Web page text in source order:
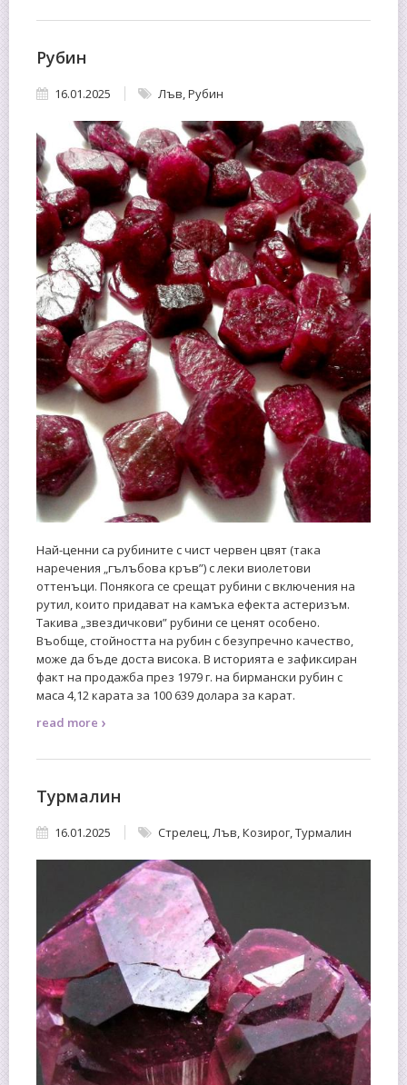
Рубин
16.01.2025 Лъв,Рубин
Най-ценни са рубините с чист червен цвят (така
наречения „гълъбова кръв”) с леки виолетови
оттенъци. Понякога се срещат рубини с включения на
рутил, които придават на камъка ефекта астеризъм.
Такива „звездичкови” рубини се ценят особено.
Въобще, стойността на рубин с безупречно качество,
може да бъде доста висока. В историята е зафиксиран
факт на продажба през 1979 г. на бирмански рубин с
маса 4,12 карата за 100 639 долара за карат.
read more ›
Турмалин
16.01.2025 Стрелец,Лъв,Козирог,Турмалин